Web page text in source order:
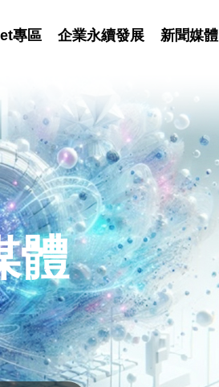
專區 企業永續發展 新聞媒體
體